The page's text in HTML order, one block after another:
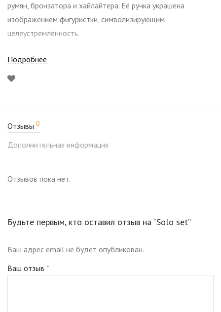
румян, бронзатора и хайлайтера. Её ручка украшена
изображением фигуристки, символизирующим
целеустремлённость.
SIGNUM BRONZE
ручкой из эбенового дерева и декором в виде золотого
Snow Queen
безупречного образа.
сочетает современные технологии и вечные традиции
Подробнее
Отзывы 0
Дополнительная информация
Отзывов пока нет.
Будьте первым, кто оставил отзыв на “Solo set”
Ваш адрес email не будет опубликован.
Ваш отзыв *